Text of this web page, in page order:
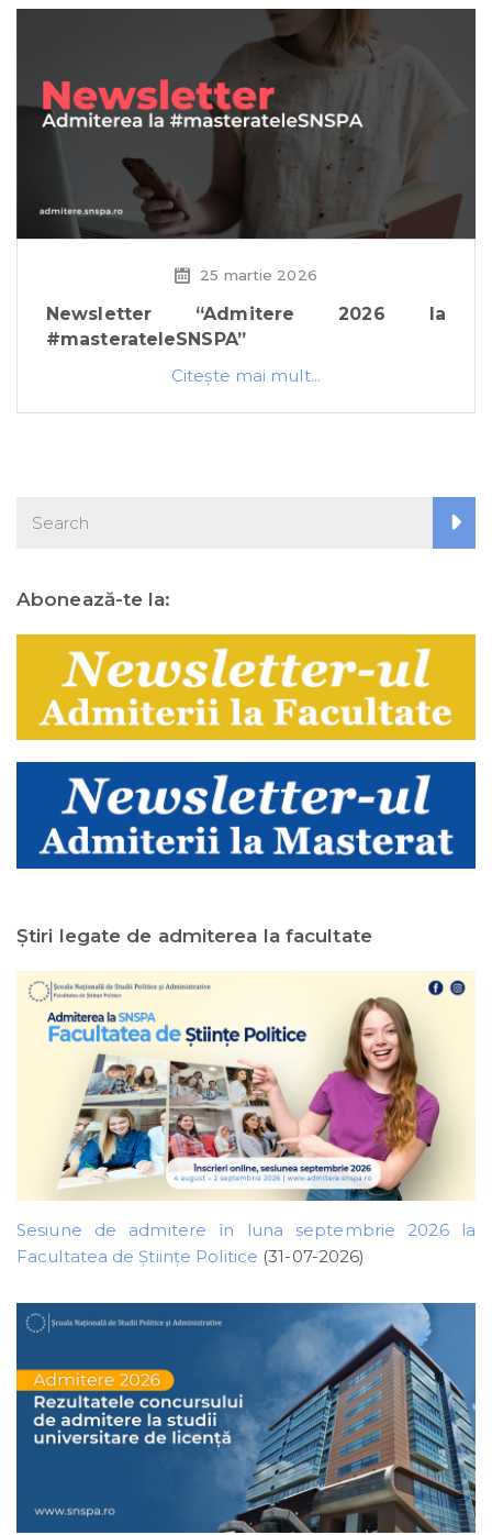
25 martie 2026
Newsletter “Admitere 2026 la
#masterateleSNSPA”
Citeşte mai mult...
Abonează-te la:
Ştiri legate de admiterea la facultate
Sesiune de admitere în luna septembrie 2026 la
Facultatea de Științe Politice (31-07-2026)